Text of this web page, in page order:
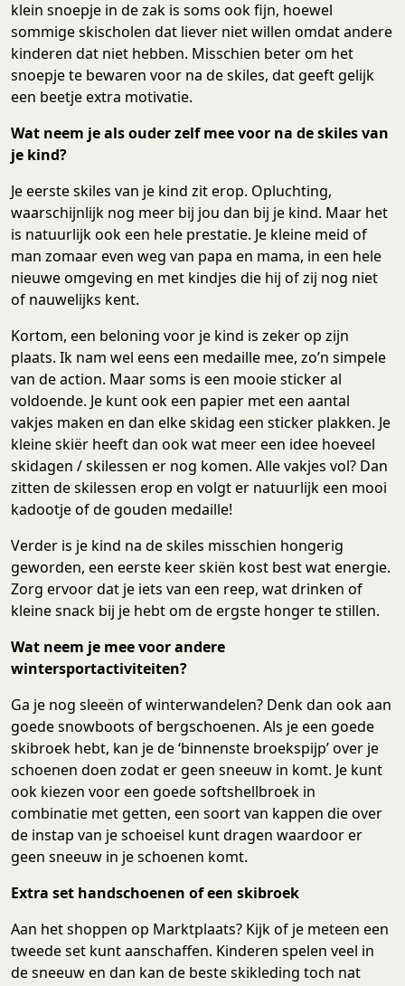
klein snoepje in de zak is soms ook fijn, hoewel
sommige skischolen dat liever niet willen omdat andere
kinderen dat niet hebben. Misschien beter om het
snoepje te bewaren voor na de skiles, dat geeft gelijk
een beetje extra motivatie.
Wat neem je als ouder zelf mee voor na de skiles van
je kind?
Je eerste skiles van je kind zit erop. Opluchting,
waarschijnlijk nog meer bij jou dan bij je kind. Maar het
is natuurlijk ook een hele prestatie. Je kleine meid of
man zomaar even weg van papa en mama, in een hele
nieuwe omgeving en met kindjes die hij of zij nog niet
of nauwelijks kent.
Kortom, een beloning voor je kind is zeker op zijn
plaats. Ik nam wel eens een medaille mee, zo’n simpele
van de action. Maar soms is een mooie sticker al
voldoende. Je kunt ook een papier met een aantal
vakjes maken en dan elke skidag een sticker plakken. Je
kleine skiër heeft dan ook wat meer een idee hoeveel
skidagen / skilessen er nog komen. Alle vakjes vol? Dan
zitten de skilessen erop en volgt er natuurlijk een mooi
kadootje of de gouden medaille!
Verder is je kind na de skiles misschien hongerig
geworden, een eerste keer skiën kost best wat energie.
Zorg ervoor dat je iets van een reep, wat drinken of
kleine snack bij je hebt om de ergste honger te stillen.
Wat neem je mee voor andere
wintersportactiviteiten?
Ga je nog sleeën of winterwandelen? Denk dan ook aan
goede snowboots of bergschoenen. Als je een goede
skibroek hebt, kan je de ‘binnenste broekspijp’ over je
schoenen doen zodat er geen sneeuw in komt. Je kunt
ook kiezen voor een goede softshellbroek in
combinatie met getten, een soort van kappen die over
de instap van je schoeisel kunt dragen waardoor er
geen sneeuw in je schoenen komt.
Extra set handschoenen of een skibroek
Aan het shoppen op Marktplaats? Kijk of je meteen een
tweede set kunt aanschaffen. Kinderen spelen veel in
de sneeuw en dan kan de beste skikleding toch nat